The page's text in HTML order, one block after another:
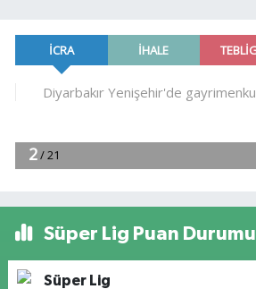
Süper Lig Puan Durumu
Süper Lig